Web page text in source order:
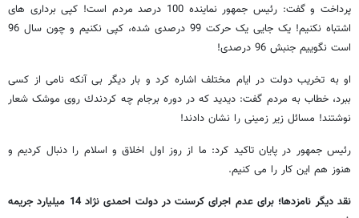
پرداخت و گفت: رئیس جمهور نماینده 100 درصد مردم است! کپی برداری های
اشتباه نکنیم! یک جایی یک حرکت 99 درصدی شده، کپی نکنیم و چون سال 96
است نگوییم جنبش 96 درصدی!
او به تخریب دولت در ایام مختلف اشاره کرد و بار دیگر بی آنکه نامی از کسی
ببرد، خطاب به مردم گفت: دیدید که در دوره برجام چه کردندك روی موشک شعار
نوشتند! مسائل زیر زمینی را نشان دادند!
رئیس جمهور در پایان تاکید کرد: ما از روز اول اخلاق و اسلام را دنبال کردیم و
هنوز هم این کار را می کنیم.
نقد دیگر نامزدها؛ برای عدم اجرای کرسنت در دولت احمدی نژاد 14 میلیارد جریمه